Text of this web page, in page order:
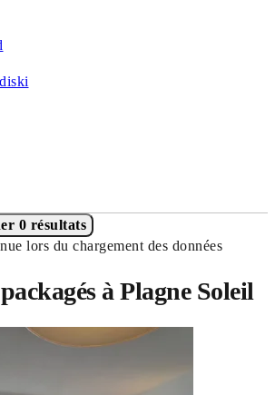
0 résultats
lors du chargement des données
à Plagne Soleil